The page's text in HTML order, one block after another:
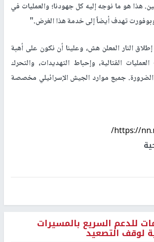
هذا هو ما نوجه إليه كل جهودنا؛ والعمليات في
تهدف أيضاً إلى خدمة هذا الغرض."
النار المعلن هش، وعلينا أن نكون على أهبة
القتالية، وإحباط التهديدات، والتحرك
جميع موارد الجيش الإسرائيلي مخصصة
https://
للدعم السريع بالمسيرات
لوقف التصعيد